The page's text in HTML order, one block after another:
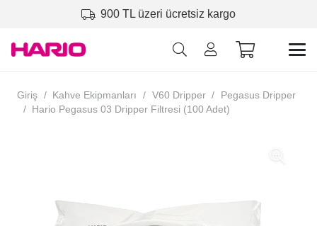
900 TL üzeri ücretsiz kargo
Giriş / Kahve Ekipmanları / V60 Dripper /
Pegasus Dripper
/ Hario Pegasus 03 Dripper Filtresi (100 Adet)